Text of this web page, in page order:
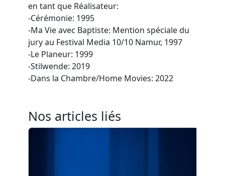
en tant que Réalisateur:
-Cérémonie: 1995
-Ma Vie avec Baptiste: Mention spéciale du
jury au Festival Media 10/10 Namur, 1997
-Le Planeur: 1999
-Stilwende: 2019
-Dans la Chambre/Home Movies: 2022
Nos articles liés